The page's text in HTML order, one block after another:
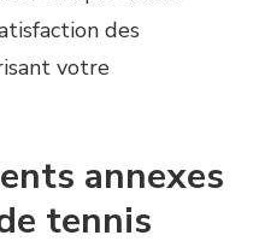
des
votre
annexes
tennis